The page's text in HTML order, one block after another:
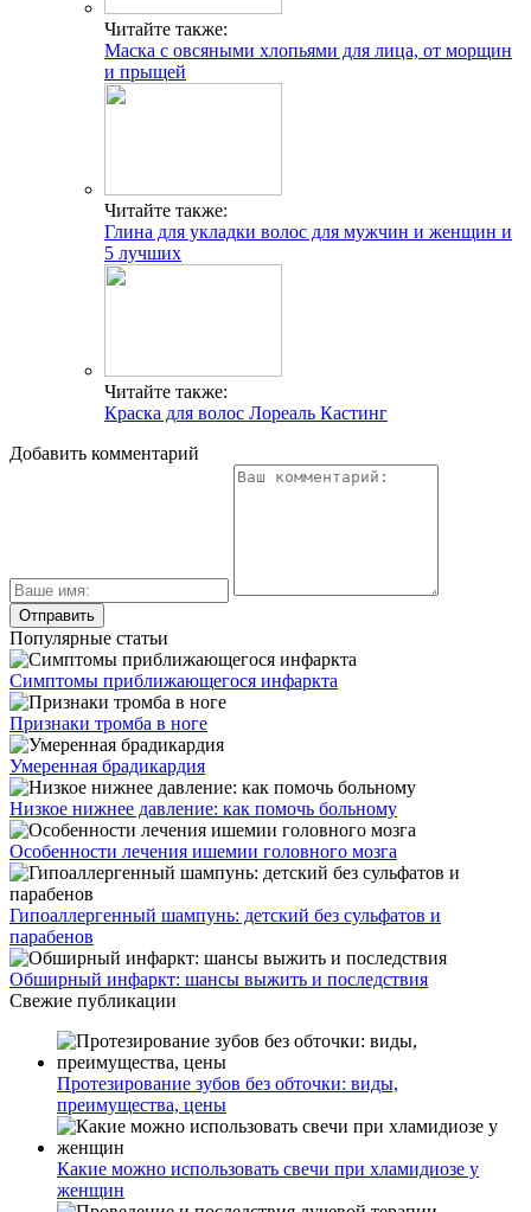
Читайте также:
Маска с овсяными хлопьями для лица, от морщин
и прыщей
Читайте также:
Глина для укладки волос для мужчин и женщин и
5 лучших
Читайте также:
Краска для волос Лореаль Кастинг
Добавить комментарий
Популярные статьи
Симптомы приближающегося инфаркта
Признаки тромба в ноге
Умеренная брадикардия
Низкое нижнее давление: как помочь больному
Особенности лечения ишемии головного мозга
Гипоаллергенный шампунь: детский без сульфатов и
парабенов
Обширный инфаркт: шансы выжить и последствия
Свежие публикации
Протезирование зубов без обточки: виды,
преимущества, цены
Какие можно использовать свечи при хламидиозе у
женщин